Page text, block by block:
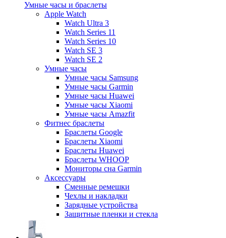
Умные часы и браслеты
Apple Watch
Watch Ultra 3
Watch Series 11
Watch Series 10
Watch SE 3
Watch SE 2
Умные часы
Умные часы Samsung
Умные часы Garmin
Умные часы Huawei
Умные часы Xiaomi
Умные часы Amazfit
Фитнес браслеты
Браслеты Google
Браслеты Xiaomi
Браслеты Huawei
Браслеты WHOOP
Мониторы сна Garmin
Аксессуары
Сменные ремешки
Чехлы и накладки
Зарядные устройства
Защитные пленки и стекла